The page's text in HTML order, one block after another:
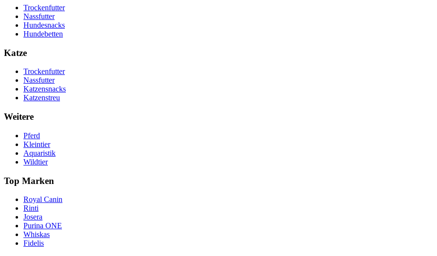
Trockenfutter
Nassfutter
Hundesnacks
Hundebetten
Katze
Trockenfutter
Nassfutter
Katzensnacks
Katzenstreu
Weitere
Pferd
Kleintier
Aquaristik
Wildtier
Top Marken
Royal Canin
Rinti
Josera
Purina ONE
Whiskas
Fidelis